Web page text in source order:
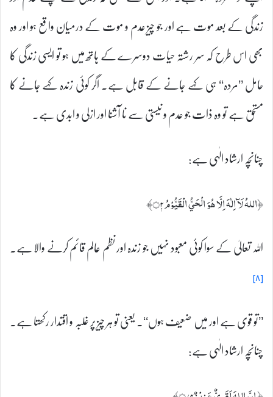
زندگی کے بعد موت ہے اور جو چیز عدم و موت کے درمیان واقع ہو اور وہ
بھی اس طرح کہ سر رشتہ حیات دوسرے کے ہاتھ میں ہو تو ایسی زندگی کا
حامل ’’مردہ‘‘ ہی کہے جانے کے قابل ہے۔ اگر کوئی زندہ کہے جانے کا
مستحق ہے تو وہ ذات جو عدم و نیستی سے نا آشنا اور ازلی و ابدی ہے۔
چنانچہ ارشاد الٰہی ہے:
﴿اللہُ لَآ اِلٰہَ اِلَّا ھُوَ الْحَيُّ الْقَيُّوْمُ۝۲ۭ﴾
اللہ تعالیٰ کے سوا کوئی معبود نہیں جو زندہ اور نظم عالم قائم کرنے والا ہے۔
[۸]
’’تو قوی ہے اور میں ضعیف ہوں‘‘۔ یعنی تو ہر چیز پر غلبہ و اقتدار رکھتا ہے۔
چنانچہ ارشاد الٰہی ہے: